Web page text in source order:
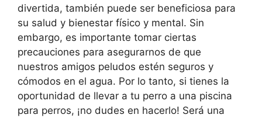
divertida, también puede ser beneficiosa para
su salud y bienestar físico y mental. Sin
embargo, es importante tomar ciertas
precauciones para asegurarnos de que
nuestros amigos peludos estén seguros y
cómodos en el agua. Por lo tanto, si tienes la
oportunidad de llevar a tu perro a una piscina
para perros, ¡no dudes en hacerlo! Será una